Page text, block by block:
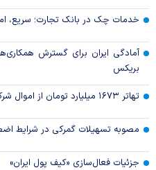
خدمات چک در بانک تجارت؛ سریع،
آمادگی ایران برای گسترش
بریکس
تهاتر ۱۶۷۳ میلیارد تومان از اموال شرکت‌های تراستی
مصوبه تسهیلات گمرکی در شرایط
جزئیات فعال‌سازی «کیف پول ایران»